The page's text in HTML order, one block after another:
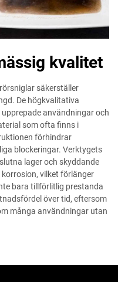
kvalitet
säkerställer
De högkvalitativa
användningar och
som ofta finns i
förhindrar
blockeringar. Verktygets
lager och skyddande
vilket förlänger
bara tillförlitlig prestanda
över tid, eftersom
många användningar utan